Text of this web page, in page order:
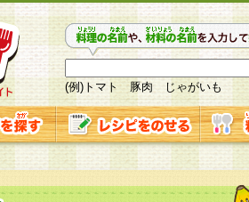
(例)トマト 豚肉 じゃがいも